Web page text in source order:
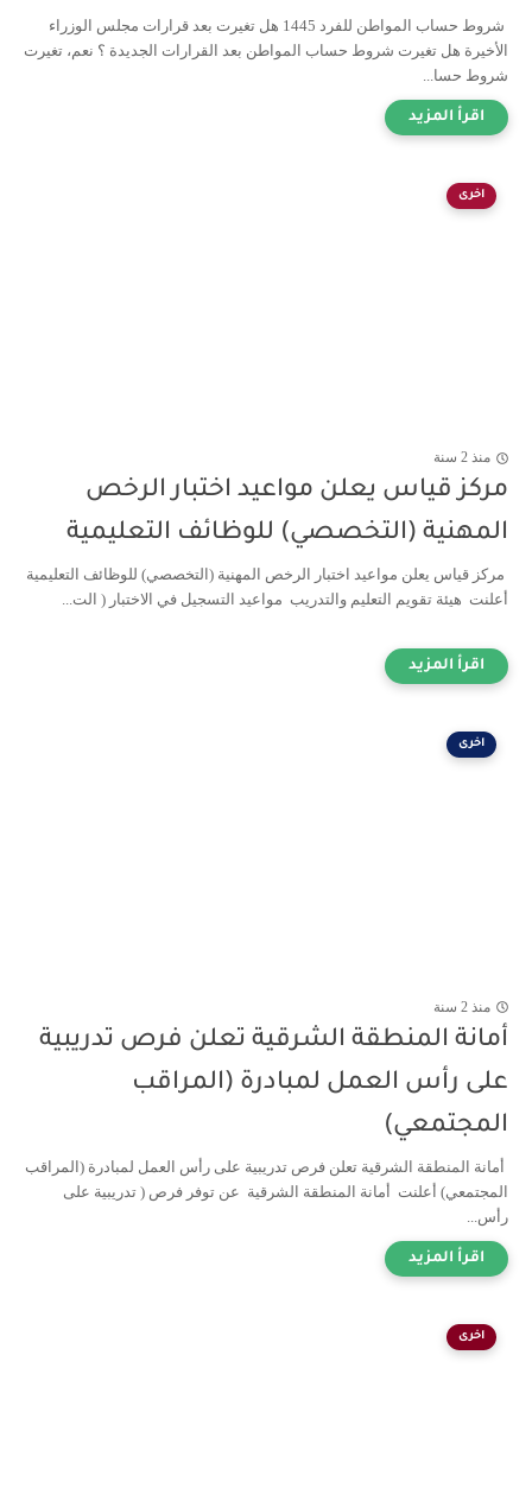
شروط حساب المواطن للفرد 1445 هل تغيرت بعد قرارات مجلس الوزراء
الأخيرة هل تغيرت شروط حساب المواطن بعد القرارات الجديدة ؟ نعم، تغيرت
شروط حسا...
اخرى
منذ 2 سنة
مركز قياس يعلن مواعيد اختبار الرخص
المهنية (التخصصي) للوظائف التعليمية
مركز قياس يعلن مواعيد اختبار الرخص المهنية (التخصصي) للوظائف التعليمية
أعلنت هيئة تقويم التعليم والتدريب مواعيد التسجيل في الاختبار ( الت...
اخرى
منذ 2 سنة
أمانة المنطقة الشرقية تعلن فرص تدريبية
على رأس العمل لمبادرة (المراقب
المجتمعي)
أمانة المنطقة الشرقية تعلن فرص تدريبية على رأس العمل لمبادرة (المراقب
المجتمعي) أعلنت أمانة المنطقة الشرقية عن توفر فرص ( تدريبية على
رأس...
اخرى